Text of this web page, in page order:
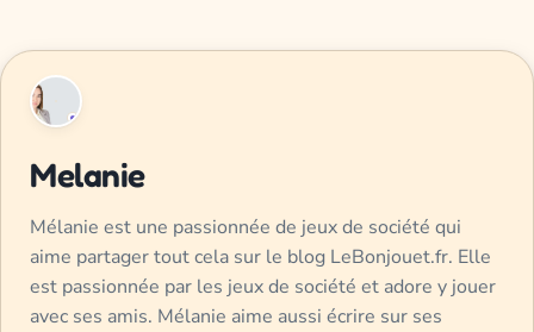
Melanie
Mélanie est une passionnée de jeux de société qui
aime partager tout cela sur le blog LeBonjouet.fr. Elle
est passionnée par les jeux de société et adore y jouer
avec ses amis. Mélanie aime aussi écrire sur ses